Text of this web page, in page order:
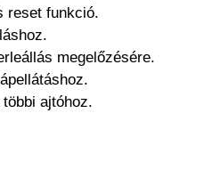
reset funkció.
megelőzésére.
ajtóhoz.